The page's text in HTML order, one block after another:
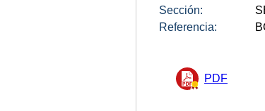
Sección:
Referencia:
PDF